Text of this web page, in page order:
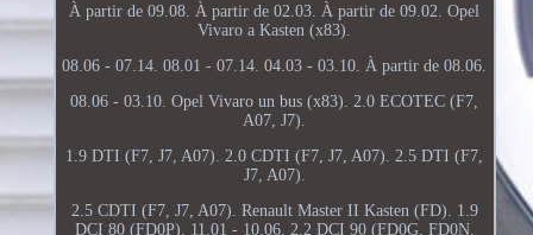
À partir de 09.08. À partir de 02.03. À partir de 09.02. Opel
Vivaro a Kasten (x83).
08.06 - 07.14. 08.01 - 07.14. 04.03 - 03.10. À partir de 08.06.
08.06 - 03.10. Opel Vivaro un bus (x83). 2.0 ECOTEC (F7,
A07, J7).
1.9 DTI (F7, J7, A07). 2.0 CDTI (F7, J7, A07). 2.5 DTI (F7,
J7, A07).
2.5 CDTI (F7, J7, A07). Renault Master II Kasten (FD). 1.9
DCI 80 (FD0P). 11.01 - 10.06. 2.2 DCI 90 (FD0G, FD0N,